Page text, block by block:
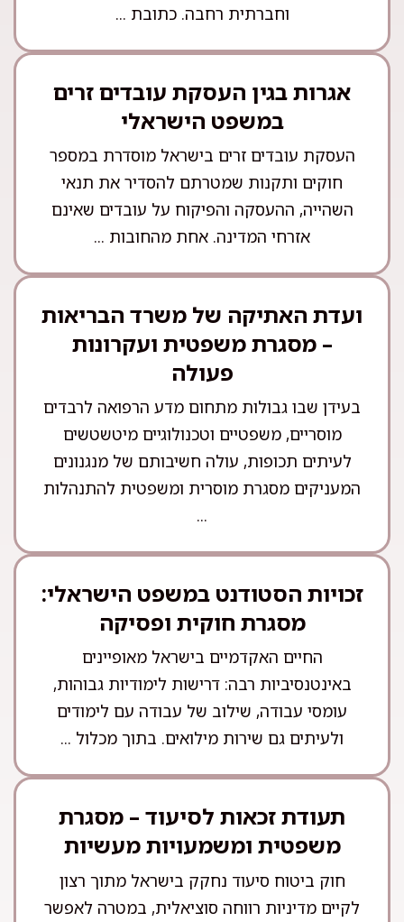
וחברתית רחבה. כתובת ...
אגרות בגין העסקת עובדים זרים
במשפט הישראלי
העסקת עובדים זרים בישראל מוסדרת במספר
חוקים ותקנות שמטרתם להסדיר את תנאי
השהייה, ההעסקה והפיקוח על עובדים שאינם
אזרחי המדינה. אחת מהחובות ...
ועדת האתיקה של משרד הבריאות
– מסגרת משפטית ועקרונות
פעולה
בעידן שבו גבולות מתחום מדע הרפואה לרבדים
מוסריים, משפטיים וטכנולוגיים מיטשטשים
לעיתים תכופות, עולה חשיבותם של מנגנונים
המעניקים מסגרת מוסרית ומשפטית להתנהלות
...
זכויות הסטודנט במשפט הישראלי:
מסגרת חוקית ופסיקה
החיים האקדמיים בישראל מאופיינים
באינטנסיביות רבה: דרישות לימודיות גבוהות,
עומסי עבודה, שילוב של עבודה עם לימודים
ולעיתים גם שירות מילואים. בתוך מכלול ...
תעודת זכאות לסיעוד – מסגרת
משפטית ומשמעויות מעשיות
חוק ביטוח סיעוד נחקק בישראל מתוך רצון
לקיים מדיניות רווחה סוציאלית, במטרה לאפשר